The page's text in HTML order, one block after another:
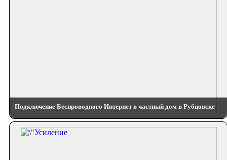
Подключение Беспроводного Интернет в частный дом в Рубцовске